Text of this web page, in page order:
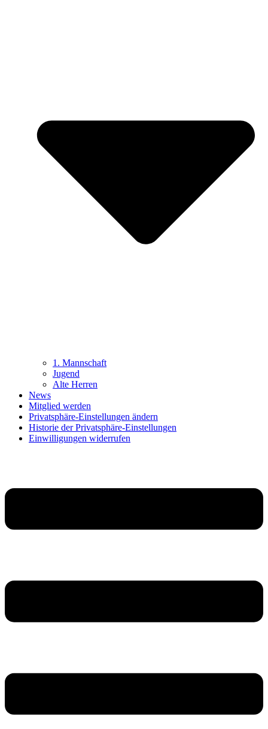
1. Mannschaft
Jugend
Alte Herren
News
Mitglied werden
Privatsphäre-Einstellungen ändern
Historie der Privatsphäre-Einstellungen
Einwilligungen widerrufen